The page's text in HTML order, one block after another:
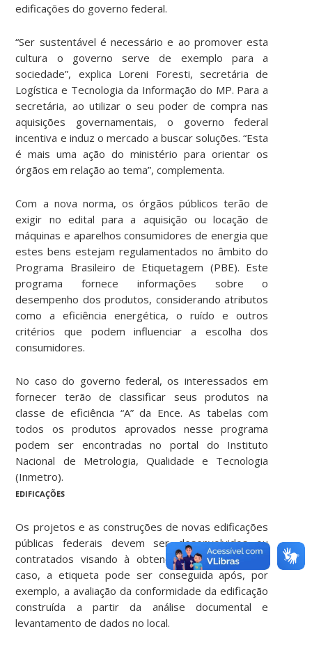
edificações do governo federal.
“Ser sustentável é necessário e ao promover esta
cultura o governo serve de exemplo para a
sociedade”, explica Loreni Foresti, secretária de
Logística e Tecnologia da Informação do MP. Para a
secretária, ao utilizar o seu poder de compra nas
aquisições governamentais, o governo federal
incentiva e induz o mercado a buscar soluções. “Esta
é mais uma ação do ministério para orientar os
órgãos em relação ao tema”, complementa.
Com a nova norma, os órgãos públicos terão de
exigir no edital para a aquisição ou locação de
máquinas e aparelhos consumidores de energia que
estes bens estejam regulamentados no âmbito do
Programa Brasileiro de Etiquetagem (PBE). Este
programa fornece informações sobre o
desempenho dos produtos, considerando atributos
como a eficiência energética, o ruído e outros
critérios que podem influenciar a escolha dos
consumidores.
No caso do governo federal, os interessados em
fornecer terão de classificar seus produtos na
classe de eficiência “A” da Ence. As tabelas com
todos os produtos aprovados nesse programa
podem ser encontradas no portal do Instituto
Nacional de Metrologia, Qualidade e Tecnologia
(Inmetro).
EDIFICAÇÕES
Os projetos e as construções de novas edificações
públicas federais devem ser desenvolvidos ou
contratados visando à obtenção da Ence. Neste
caso, a etiqueta pode ser conseguida após, por
exemplo, a avaliação da conformidade da edificação
construída a partir da análise documental e
levantamento de dados no local.